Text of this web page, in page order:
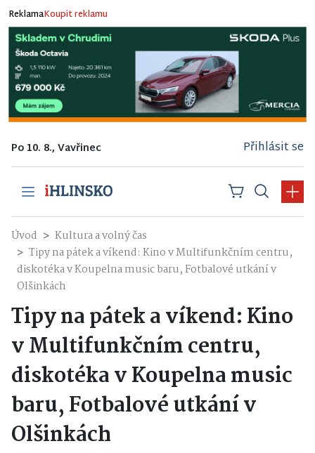
ReklamaKoupit reklamu
Po 10. 8., Vavřinec Přihlásit se
Úvod
Kultura a volný čas
Tipy na pátek a víkend: Kino v Multifunkčním centru,
diskotéka v Koupelna music baru, Fotbalové utkání v
Olšinkách
Tipy na pátek a víkend: Kino
v Multifunkčním centru,
diskotéka v Koupelna music
baru, Fotbalové utkání v
Olšinkách